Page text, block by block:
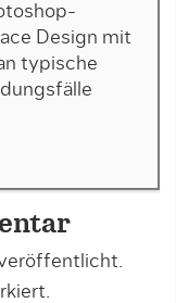
Design mit
typische